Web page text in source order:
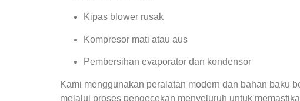
Kipas blower rusak
Kompresor mati atau aus
Pembersihan evaporator dan kondensor
Kami menggunakan peralatan modern dan bahan baku
melalui proses pengecekan menyeluruh untuk